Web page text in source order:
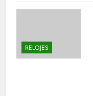
RELOJES